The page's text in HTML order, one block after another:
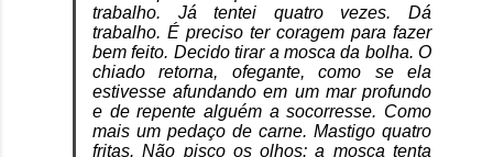
trabalho. Já tentei quatro vezes. Dá
trabalho. É preciso ter coragem para fazer
bem feito. Decido tirar a mosca da bolha. O
chiado retorna, ofegante, como se ela
estivesse afundando em um mar profundo
e de repente alguém a socorresse. Como
mais um pedaço de carne. Mastigo quatro
fritas. Não pisco os olhos: a mosca tenta